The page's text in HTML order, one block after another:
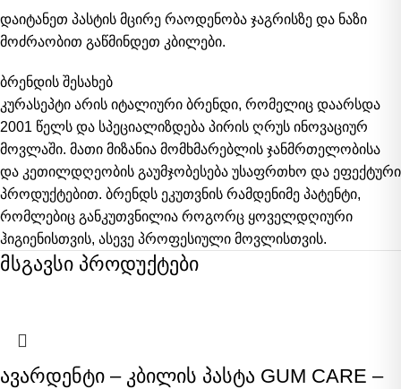
დაიტანეთ პასტის მცირე რაოდენობა ჯაგრისზე და ნაზი
მოძრაობით გაწმინდეთ კბილები.
ბრენდის შესახებ
კურასეპტი არის იტალიური ბრენდი, რომელიც დაარსდა
2001 წელს და სპეციალიზდება პირის ღრუს ინოვაციურ
მოვლაში. მათი მიზანია მომხმარებლის ჯანმრთელობისა
და კეთილდღეობის გაუმჯობესება უსაფრთხო და ეფექტური
პროდუქტებით. ბრენდს ეკუთვნის რამდენიმე პატენტი,
რომლებიც განკუთვნილია როგორც ყოველდღიური
ჰიგიენისთვის, ასევე პროფესიული მოვლისთვის.
მსგავსი პროდუქტები
ავარდენტი – კბილის პასტა GUM CARE –